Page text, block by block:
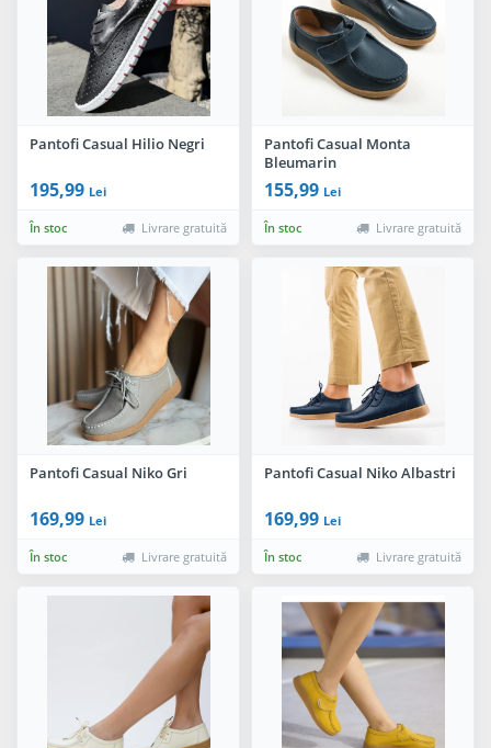
Pantofi Casual Hilio Negri
195,99 Lei
În stoc Livrare gratuită
Pantofi Casual Monta
Bleumarin
155,99 Lei
În stoc Livrare gratuită
Pantofi Casual Niko Gri
169,99 Lei
În stoc Livrare gratuită
Pantofi Casual Niko Albastri
169,99 Lei
În stoc Livrare gratuită